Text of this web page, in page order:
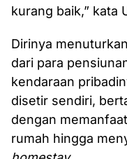
kurang baik,” kata
Dirinya
dari para
kendaraan
disetir sendiri,
dengan
rumah hingga